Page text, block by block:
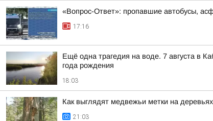
«Вопрос-Ответ»: пропавшие автобусы,
17:16
Ещё одна трагедия на воде. 7 августа в
года рождения
18:03
Как выглядят медвежьи метки на
21:03